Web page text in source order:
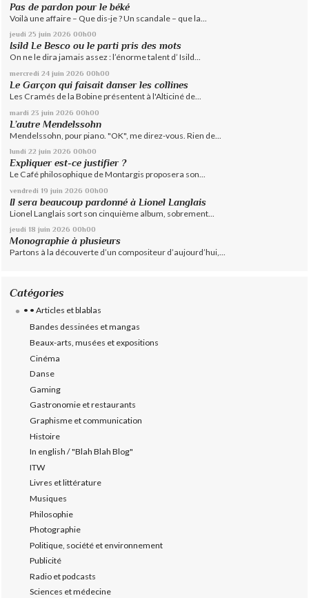
Pas de pardon pour le béké
Voilà une affaire – Que dis-je ? Un scandale – que la...
jeudi 25 juin 2026 00h00
Isild Le Besco ou le parti pris des mots
On ne le dira jamais assez : l’énorme talent d’ Isild...
mercredi 24 juin 2026 00h00
Le Garçon qui faisait danser les collines
Les Cramés de la Bobine présentent à l'Alticiné de...
mardi 23 juin 2026 00h00
L’autre Mendelssohn
Mendelssohn, pour piano. "OK", me direz-vous. Rien de...
lundi 22 juin 2026 00h00
Expliquer est-ce justifier ?
Le Café philosophique de Montargis proposera son...
vendredi 19 juin 2026 00h00
Il sera beaucoup pardonné à Lionel Langlais
Lionel Langlais sort son cinquième album, sobrement...
jeudi 18 juin 2026 00h00
Monographie à plusieurs
Partons à la découverte d’un compositeur d’aujourd’hui,...
Catégories
• • Articles et blablas
Bandes dessinées et mangas
Beaux-arts, musées et expositions
Cinéma
Danse
Gaming
Gastronomie et restaurants
Graphisme et communication
Histoire
In english / "Blah Blah Blog"
ITW
Livres et littérature
Musiques
Philosophie
Photographie
Politique, société et environnement
Publicité
Radio et podcasts
Sciences et médecine